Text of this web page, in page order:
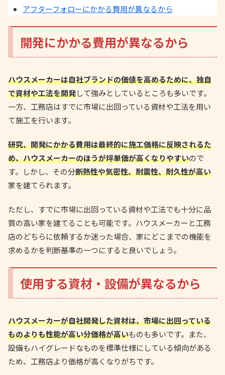
アフターフォローにかかる費用が異なるから
開発にかかる費用が異なるから
ハウスメーカーは自社ブランドの価値を高めるために、独自
で資材や工法を開発して強みとしているところも多いです。
一方、工務店はすでに市場に出回っている資材や工法を用い
て施工を行います。
研究、開発にかかる費用は最終的に施工価格に反映されるた
め、ハウスメーカーのほうが坪単価が高くなりやすいので
す。しかし、その分断熱性や気密性、耐震性、耐久性が高い
家を建てられます。
ただし、すでに市場に出回っている資材や工法でも十分に品
質の高い家を建てることも可能です。ハウスメーカーと工務
店のどちらに依頼するか迷った場合、家にどこまでの機能を
求めるかを判断基準の一つにすると良いでしょう。
使用する資材・設備が異なるから
ハウスメーカーが自社開発した資材は、市場に出回っている
ものよりも性能が高い分価格が高いものも多いです。また、
設備もハイグレードなものを標準仕様にしている傾向がある
ため、工務店より価格が高くなりがちです。